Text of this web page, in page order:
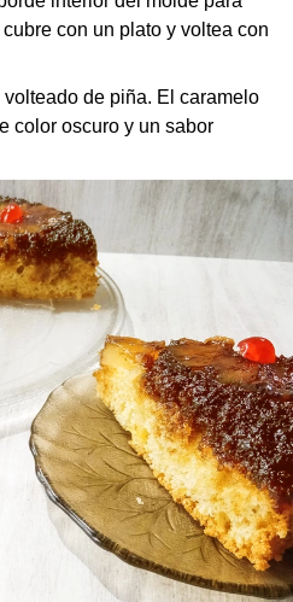
con un plato y voltea con
de piña. El caramelo
color oscuro y un sabor